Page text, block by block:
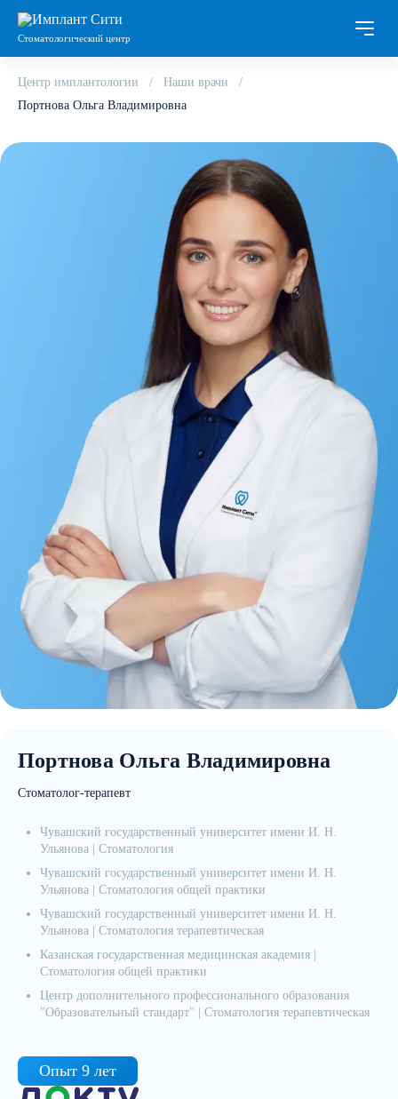
Стоматологический центр
Центр имплантологии
Наши врачи
Портнова Ольга Владимировна
Портнова Ольга Владимировна
Стоматолог-терапевт
Чувашский государственный университет имени И. Н.
Ульянова | Стоматология
Чувашский государственный университет имени И. Н.
Ульянова | Стоматология общей практики
Чувашский государственный университет имени И. Н.
Ульянова | Стоматология терапевтическая
Казанская государственная медицинская академия |
Стоматология общей практики
Центр дополнительного профессионального образования
"Образовательный стандарт" | Стоматология терапевтическая
Опыт 9 лет